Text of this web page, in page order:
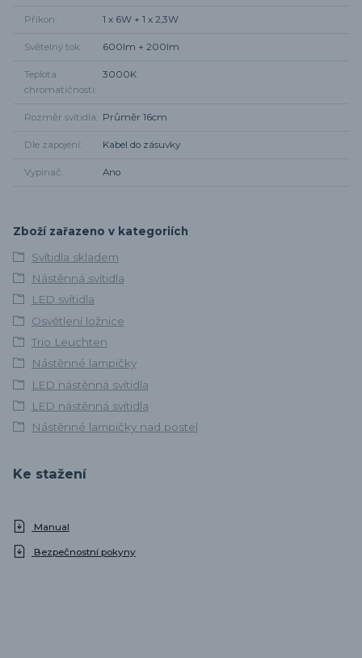
Příkon 1 x 6W + 1 x 2,3W
Světelný tok 600lm + 200lm
Teplota
chromatičnosti
3000K
Rozměr svítidla Průměr 16cm
Dle zapojení Kabel do zásuvky
Vypínač Ano
Zboží zařazeno v kategoriích
Svítidla skladem
Nástěnná svítidla
LED svítidla
Osvětlení ložnice
Trio Leuchten
Nástěnné lampičky
LED nástěnná svítidla
LED nástěnná svítidla
Nástěnné lampičky nad postel
Ke stažení
Manual
Bezpečnostní pokyny